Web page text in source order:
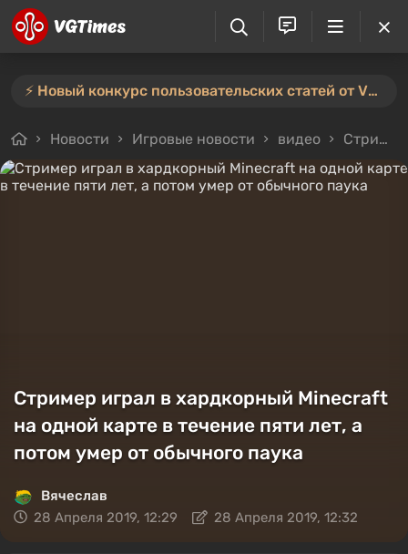
⚡️ Новый конкурс пользовательских статей от VGTimes — участвуйте тут ⚡️
Новости Игровые новости видео Стример играл в хардкорный Minecraft на одной карте в течение пяти лет, а потом умер от обычного паука
Стример играл в хардкорный Minecraft
на одной карте в течение пяти лет, а
потом умер от обычного паука
Вячеслав
28 Апреля 2019, 12:29
28 Апреля 2019, 12:32